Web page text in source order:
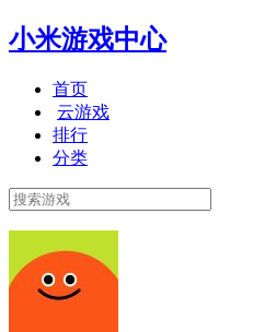
小米游戏中心
首页
云游戏
排行
分类